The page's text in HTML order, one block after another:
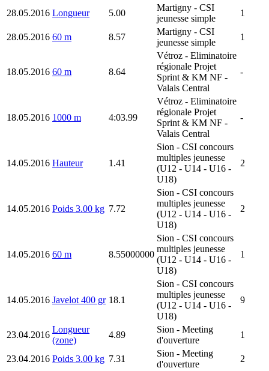
28.05.2016 Longueur 5.00
Martigny - CSI
jeunesse simple
1
28.05.2016 60 m 8.57
Martigny - CSI
jeunesse simple
1
18.05.2016 60 m 8.64
Vétroz - Eliminatoire
régionale Projet
Sprint & KM NF -
Valais Central
-
18.05.2016 1000 m 4:03.99
Vétroz - Eliminatoire
régionale Projet
Sprint & KM NF -
Valais Central
-
14.05.2016 Hauteur 1.41
Sion - CSI concours
multiples jeunesse
(U12 - U14 - U16 -
U18)
2
14.05.2016 Poids 3.00 kg 7.72
Sion - CSI concours
multiples jeunesse
(U12 - U14 - U16 -
U18)
2
14.05.2016 60 m 8.55000000
Sion - CSI concours
multiples jeunesse
(U12 - U14 - U16 -
U18)
1
14.05.2016 Javelot 400 gr 18.1
Sion - CSI concours
multiples jeunesse
(U12 - U14 - U16 -
U18)
9
23.04.2016
Longueur
(zone)
4.89
Sion - Meeting
d'ouverture
1
23.04.2016 Poids 3.00 kg 7.31
Sion - Meeting
d'ouverture
2